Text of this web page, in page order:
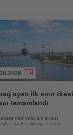
ilk sınır ötesi
tamamlandı
yolculuk süresi
6 ila 8 dakikaya inecek